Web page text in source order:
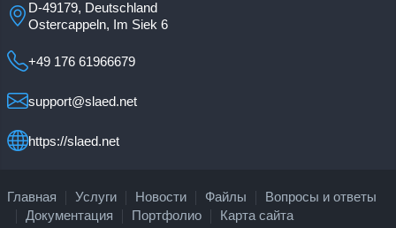
D-49179, Deutschland
Ostercappeln, Im Siek 6
+49 176 61966679
support@slaed.net
https://slaed.net
Главная Услуги Новости Файлы
Вопросы и ответы
Документация
Портфолио
Карта сайта